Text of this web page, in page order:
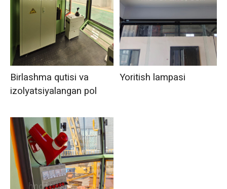
Birlashma qutisi va
izolyatsiyalangan pol
Yoritish lampasi